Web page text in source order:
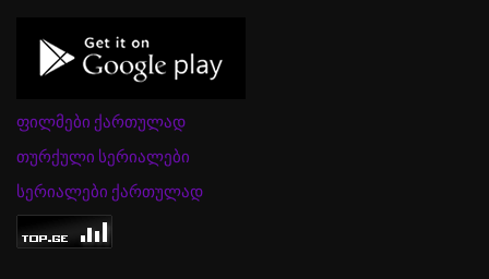
ფილმები ქართულად
თურქული სერიალები
სერიალები ქართულად